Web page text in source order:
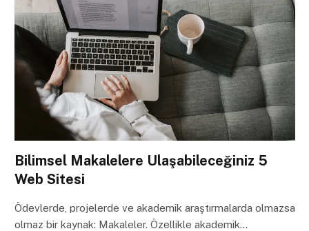
Bilimsel Makalelere Ulaşabileceğiniz 5
Web Sitesi
Ödevlerde, projelerde ve akademik araştırmalarda olmazsa
olmaz bir kaynak: Makaleler. Özellikle akademik…